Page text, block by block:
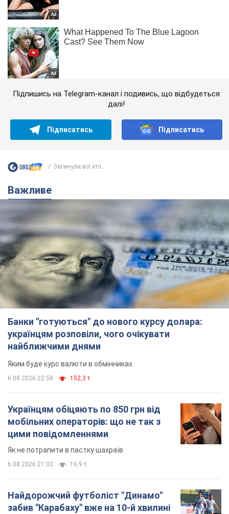
Підпишись на Telegram-канал і подивись, що відбудеться
далі!
Підписатись Підписатись
Загинули всі хто...
Важливе
Банки "готуються" до нового курсу долара:
українцям розповіли, чого очікувати
найближчими днями
Яким буде курс валюти в обмінниках
6.08.2026 22:58 152,3 т.
Українцям обіцяють по 850 грн від
мобільних операторів: що не так з
цими повідомленнями
Як не потрапити в пастку шахраїв
6.08.2026 21:02 16,9 т.
Найдорожчий футболіст "Динамо"
забив "Карабаху" вже на 10-й хвилині